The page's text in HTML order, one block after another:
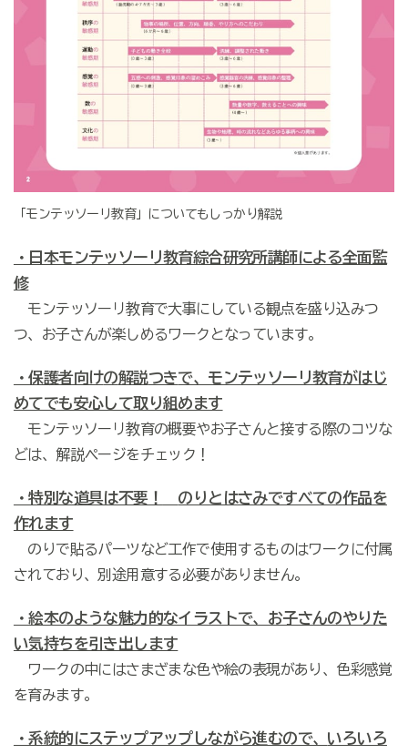
「モンテッソーリ教育」についてもしっかり解説
・日本モンテッソーリ教育綜合研究所講師による全面監
修
モンテッソーリ教育で大事にしている観点を盛り込みつ
つ、お子さんが楽しめるワークとなっています。
・保護者向けの解説つきで、モンテッソーリ教育がはじ
めてでも安心して取り組めます
モンテッソーリ教育の概要やお子さんと接する際のコツな
どは、解説ページをチェック！
・特別な道具は不要！
のりとはさみですべての作品を
作れます
のりで貼るパーツなど工作で使用するものはワークに付属
されており、別途用意する必要がありません。
・絵本のような魅力的なイラストで、お子さんのやりた
い気持ちを引き出します
ワークの中にはさまざまな色や絵の表現があり、色彩感覚
を育みます。
・系統的にステップアップしながら進むので、 いろいろ